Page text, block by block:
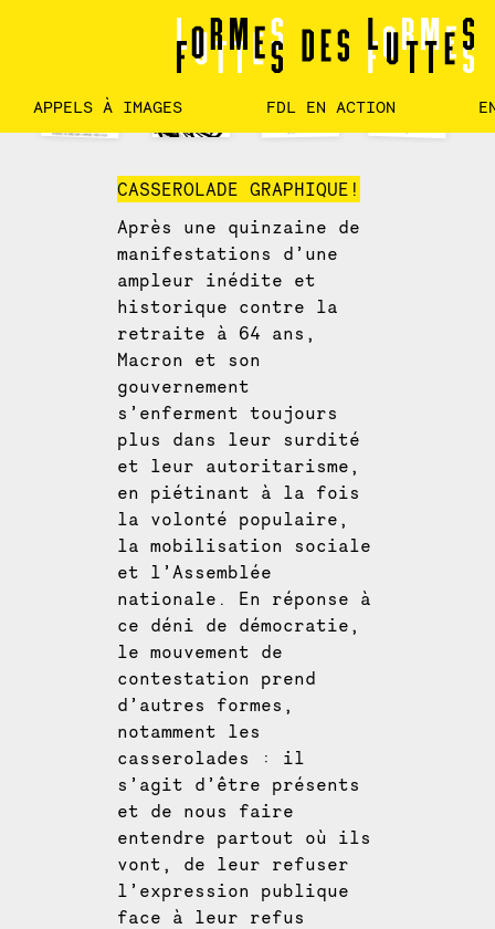
APPELS À IMAGES FDL EN ACTION
CASSEROLADE GRAPHIQUE!
Après une quinzaine de
manifestations d’une
ampleur inédite et
historique contre la
retraite à 64 ans,
Macron et son
gouvernement
s’enferment toujours
plus dans leur surdité
et leur autoritarisme,
en piétinant à la fois
la volonté populaire,
la mobilisation sociale
et l’Assemblée
nationale. En réponse à
ce déni de démocratie,
le mouvement de
contestation prend
d’autres formes,
notamment les
casserolades : il
s’agit d’être présents
et de nous faire
entendre partout où ils
vont, de leur refuser
l’expression publique
face à leur refus